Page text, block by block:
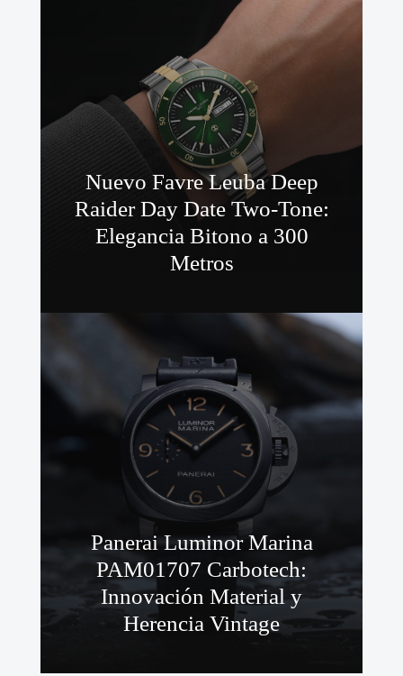
Nuevo Favre Leuba Deep
Raider Day Date Two-Tone:
Elegancia Bitono a 300
Metros
Panerai Luminor Marina
PAM01707 Carbotech:
Innovación Material y
Herencia Vintage